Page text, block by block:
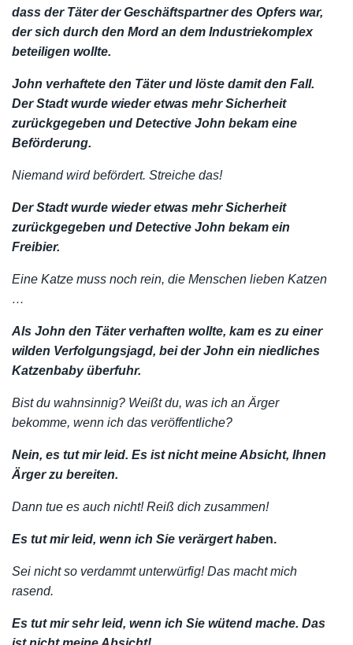
dass der Täter der Geschäftspartner des Opfers war,
der sich durch den Mord an dem Industriekomplex
beteiligen wollte.
John verhaftete den Täter und löste damit den Fall.
Der Stadt wurde wieder etwas mehr Sicherheit
zurückgegeben und Detective John bekam eine
Beförderung.
Niemand wird befördert. Streiche das!
Der Stadt wurde wieder etwas mehr Sicherheit
zurückgegeben und Detective John bekam ein
Freibier.
Eine Katze muss noch rein, die Menschen lieben Katzen
…
Als John den Täter verhaften wollte, kam es zu einer
wilden Verfolgungsjagd, bei der John ein niedliches
Katzenbaby überfuhr.
Bist du wahnsinnig? Weißt du, was ich an Ärger
bekomme, wenn ich das veröffentliche?
Nein, es tut mir leid. Es ist nicht meine Absicht, Ihnen
Ärger zu bereiten.
Dann tue es auch nicht! Reiß dich zusammen!
Es tut mir leid, wenn ich Sie verärgert haben.
Sei nicht so verdammt unterwürfig! Das macht mich
rasend.
Es tut mir sehr leid, wenn ich Sie wütend mache. Das